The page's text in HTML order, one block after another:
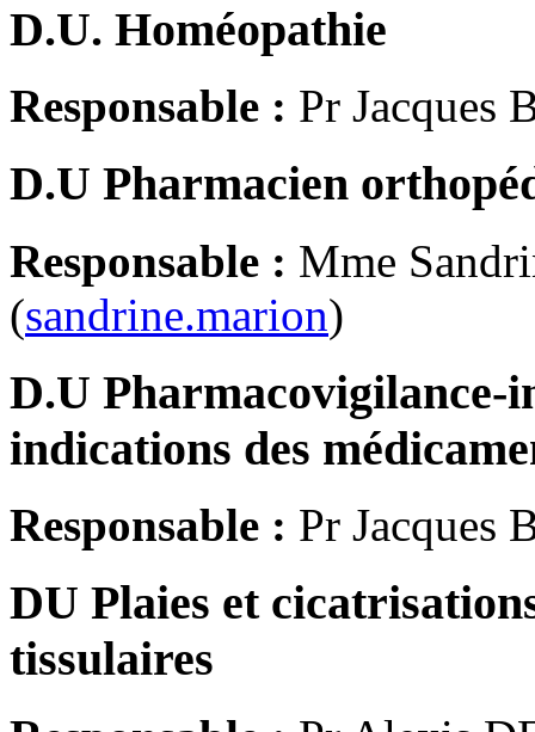
D.U. Homéopathie
Responsable : Pr Jacques
D.U Pharmacien
Responsable : Mme
(sandrine.marion)
D.U Pharmacovigilance-
indications des
Responsable : Pr Jacques
DU Plaies et
tissulaires